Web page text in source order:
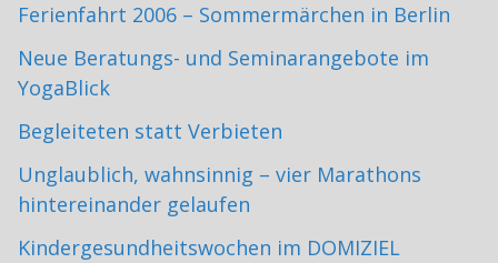
Ferienfahrt 2006 – Sommermärchen in Berlin
Neue Beratungs- und Seminarangebote im
YogaBlick
Begleiteten statt Verbieten
Unglaublich, wahnsinnig – vier Marathons
hintereinander gelaufen
Kindergesundheitswochen im DOMIZIEL